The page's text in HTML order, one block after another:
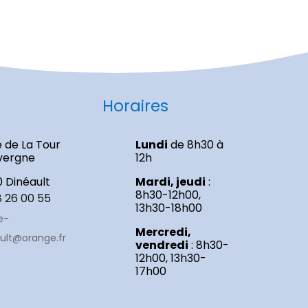
de La Tour
Dinéault
26 00 55
Horaires
Lundi de 8h30 à
12h
Mardi, jeudi :
8h30-12h00,
13h30-18h00
Mercredi,
vendredi : 8h30-
12h00, 13h30-
17h00